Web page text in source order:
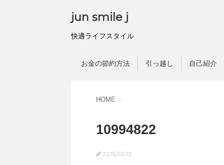
jun smile j
快適ライフスタイル
お金の節約方法 引っ越し 自己紹介
HOME >
10994822
2015/01/12